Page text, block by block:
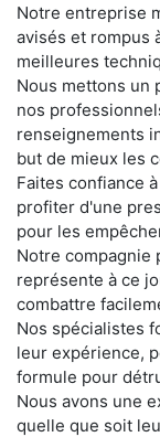
Notre entreprise
avisés et rompus
meilleures
Nous mettons un
nos
renseignements
but de mieux les
Faites confiance
profiter d'une
pour les
Notre compagnie
représente à ce
combattre
Nos spécialistes
leur expérience,
formule pour
Nous avons une
quelle que soit